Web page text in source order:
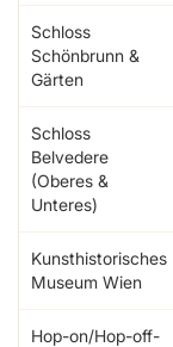
Schloss
Schönbrunn &
Gärten
Schloss
Belvedere
(Oberes &
Unteres)
Kunsthistorisches
Museum Wien
Hop-on/Hop-off-